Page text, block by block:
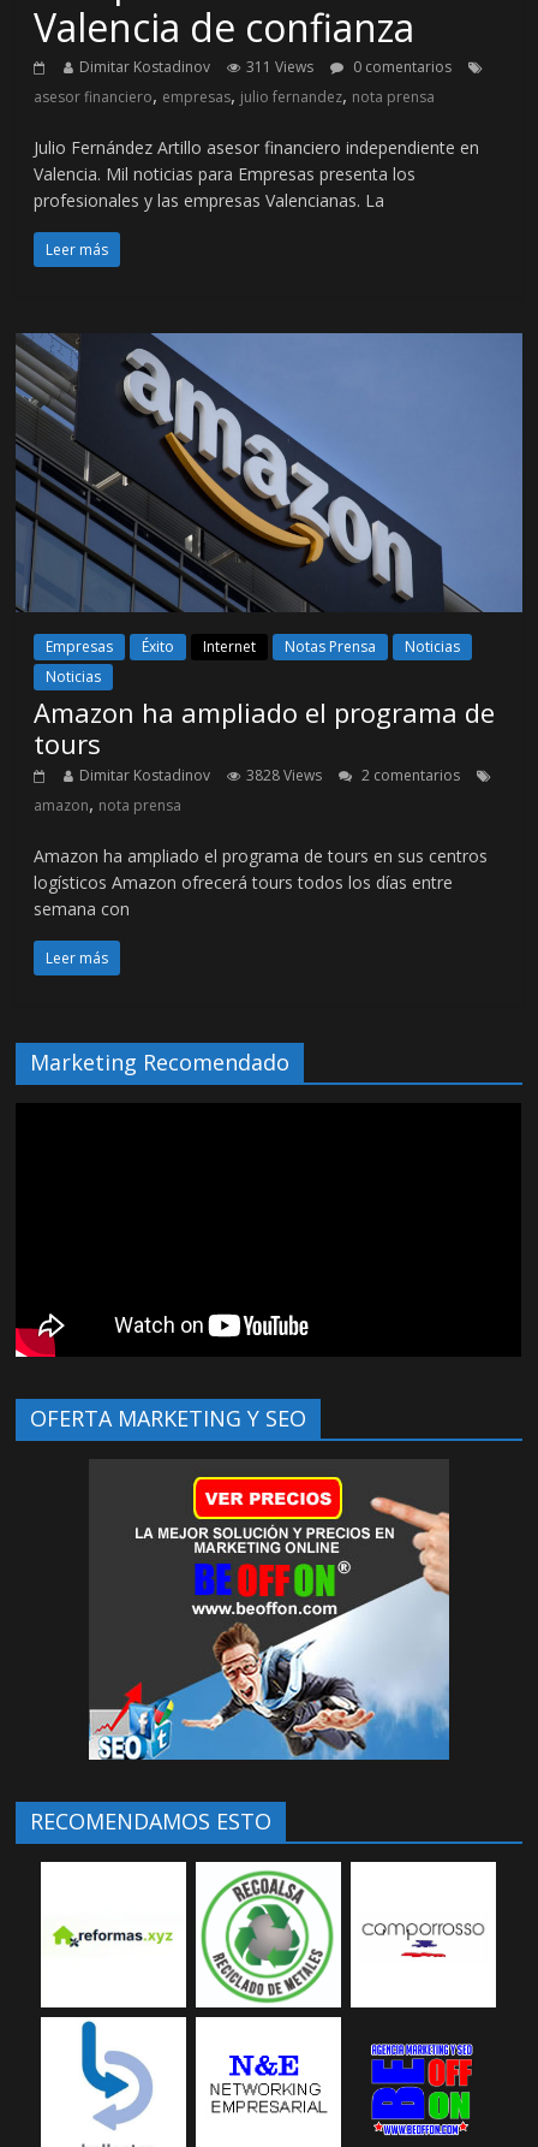
Valencia de confianza
Dimitar Kostadinov 311 Views
0 comentarios
asesor financiero, empresas, julio fernandez, nota prensa
Julio Fernández Artillo asesor financiero independiente en
Valencia. Mil noticias para Empresas presenta los
profesionales y las empresas Valencianas. La
Leer más
Empresas Éxito Internet Notas Prensa
Noticias
Noticias
Amazon ha ampliado el programa de
tours
Dimitar Kostadinov 3828 Views
2 comentarios
amazon, nota prensa
Amazon ha ampliado el programa de tours en sus centros
logísticos Amazon ofrecerá tours todos los días entre
semana con
Leer más
Marketing Recomendado
OFERTA MARKETING Y SEO
RECOMENDAMOS ESTO